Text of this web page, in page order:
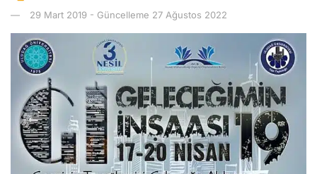
29 Mart 2019 - Güncelleme 27 Ağustos 2022